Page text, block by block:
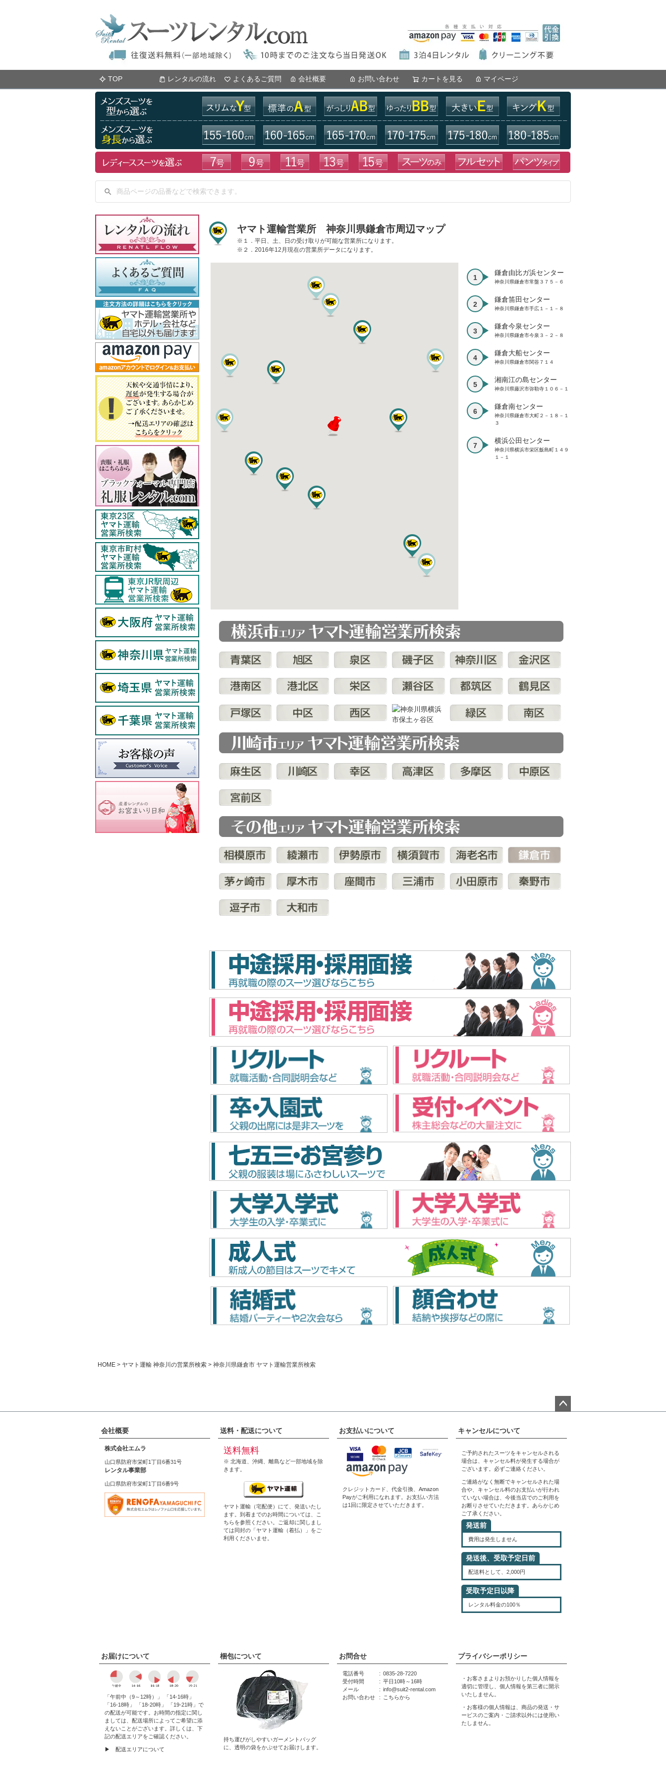
TOP レンタルの流れ よくあるご質問 会社概要 お問い合わせ カートを見る マイページ
ヤマト運輸営業所 神奈川県鎌倉市周辺マップ
※１．平日、土、日の受け取りが可能な営業所になります。
※２．2016年12月現在の営業所データになります。
鎌倉由比ガ浜センター
神奈川県鎌倉市常盤３７５－６
鎌倉笛田センター
神奈川県鎌倉市手広１－１－８
鎌倉今泉センター
神奈川県鎌倉市今泉３－２－８
鎌倉大船センター
神奈川県鎌倉市関谷７１４
湘南江の島センター
神奈川県藤沢市弥勒寺１０６－１
鎌倉南センター
神奈川県鎌倉市大町２－１８－１
３
横浜公田センター
神奈川県横浜市栄区飯島町１４９
１－１
HOME ヤマト運輸 神奈川の営業所検索 神奈川県鎌倉市 ヤマト運輸営業所検索
ップ
会社概要
株式会社エムラ
山口県防府市栄町1丁目6番31号
レンタル事業部
山口県防府市栄町1丁目6番9号
送料・配送について
送料無料
※ 北海道、沖縄、離島など一部地域を除
きます。
ヤマト運輸（宅配便）にて、発送いたし
ます。到着までのお時間については、
こ
ちらを参照ください。ご返却に関しまし
ては同封の「ヤマト運輸（着払）」をご
利用くださいませ。
お支払いについて
クレジットカード、代金引換、Amazon
Payがご利用になれます。お支払い方法
は1回に限定させていただきます。
キャンセルについて
ご予約されたスーツをキャンセルされる
場合は、キャンセル料が発生する場合が
ございます。必ずご連絡ください。
ご連絡がなく無断でキャンセルされた場
合や、キャンセル料のお支払いが行われ
ていない場合は、今後当店でのご利用を
お断りさせていただきます。あらかじめ
ご了承ください。
発送前
費用は発生しません
発送後、受取予定日前
配送料として、2,000円
受取予定日以降
レンタル料金の100％
お届けについて
「午前中（9～12時）」 「14-16時」
「16-18時」 「18-20時」 「19-21時」で
の配送が可能です。お時間の指定に関し
ましては、配送場所によってご希望に添
えないことがございます。詳しくは、下
記の配送エリアをご確認ください。
▶ 配送エリアについて
梱包について
持ち運びがしやすいガーメントバッグ
に、透明の袋をかぶせてお届けします。
お問合せ
電話番号
0835-28-7220
受付時間
平日10時～16時
メール
info@suit2-rental.com
お問い合わせ
こちらから
プライバシーポリシー
・お客さまよりお預かりした個人情報を
適切に管理し、個人情報を第三者に開示
いたしません。
・お客様の個人情報は、商品の発送・サ
ービスのご案内・ご請求以外には使用い
たしません。